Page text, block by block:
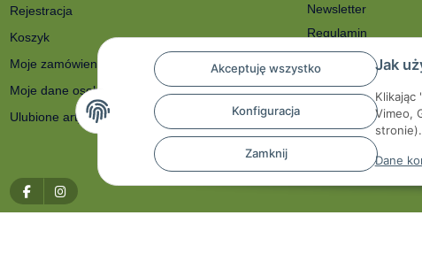
Akceptuję wszystko
Konfiguracja
Zamknij
Jak
Klikając
Vimeo,
Dane
Rejestracja
Koszyk
Moje zamówienia
Moje dane osobowe
Ulubione artykuły
Newsletter
Regulamin
Polityka prywatności
Reklamacje i zwroty
Dane kontaktowe
Prawo do